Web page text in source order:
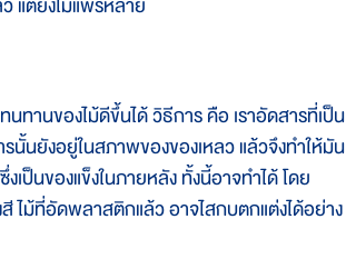
นทานของไม้ดีขึ้นได้ วิธีการ คือ เราอัดสารที่เป็น
รนั้นยังอยู่ในสภาพของของเหลว แล้วจึงทำให้มัน
ป็นของแข็งในภายหลัง ทั้งนี้อาจทำได้ โดย
ไม้ที่อัดพลาสติกแล้ว อาจไสกบตกแต่งได้อย่าง